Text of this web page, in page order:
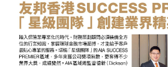
財
商
業